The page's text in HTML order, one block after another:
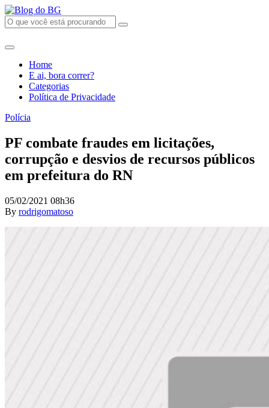
Home
E ai, bora correr?
Categorias
Política de Privacidade
Polícia
PF combate fraudes em licitações,
corrupção e desvios de recursos públicos
em prefeitura do RN
05/02/2021 08h36
By rodrigomatoso